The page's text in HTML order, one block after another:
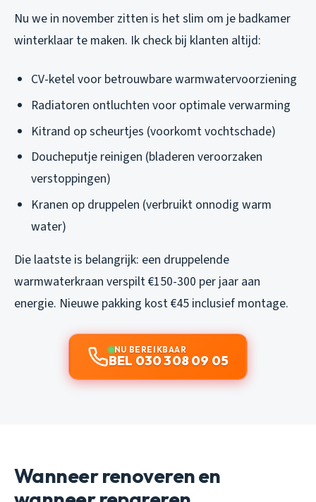
Nu we in november zitten is het slim om je badkamer
winterklaar te maken. Ik check bij klanten altijd:
CV-ketel voor betrouwbare warmwatervoorziening
Radiatoren ontluchten voor optimale verwarming
Kitrand op scheurtjes (voorkomt vochtschade)
Doucheputje reinigen (bladeren veroorzaken
verstoppingen)
Kranen op druppelen (verbruikt onnodig warm
water)
Die laatste is belangrijk: een druppelende
warmwaterkraan verspilt €150-300 per jaar aan
energie. Nieuwe pakking kost €45 inclusief montage.
NU BEREIKBAAR
BEL 030 308 09 05
Wanneer renoveren en